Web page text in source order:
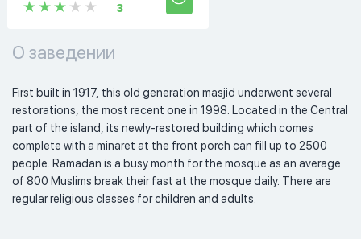
3
О заведении
First built in 1917, this old generation masjid underwent several
restorations, the most recent one in 1998. Located in the Central
part of the island, its newly-restored building which comes
complete with a minaret at the front porch can fill up to 2500
people. Ramadan is a busy month for the mosque as an average
of 800 Muslims break their fast at the mosque daily. There are
regular religious classes for children and adults.